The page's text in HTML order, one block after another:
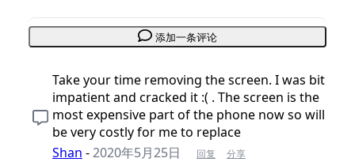
添加一条评论
Take your time removing the screen. I was bit
impatient and cracked it :( . The screen is the
most expensive part of the phone now so will
be very costly for me to replace
Shan -2020年5月25日 回复 分享